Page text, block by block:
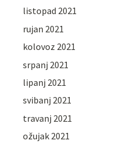
listopad 2021
rujan 2021
kolovoz 2021
srpanj 2021
lipanj 2021
svibanj 2021
travanj 2021
ožujak 2021